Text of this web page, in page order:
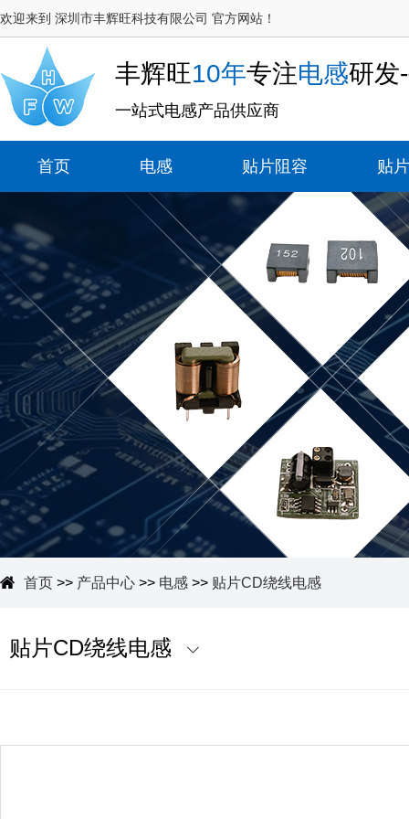
欢迎来到 深圳市丰辉旺科技有限公司 官方网站！
丰辉旺10年专注电感研发
一站式电感产品供应商
首页 电感 贴片阻容 贴
首页 >> 产品中心 >> 电感 >> 贴片CD绕线电感
贴片CD绕线电感